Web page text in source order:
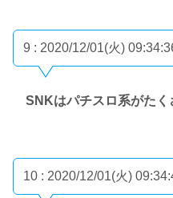
9 : 2020/12/01(火)
SNKはパチスロ系がたく
10 : 2020/12/01(火)